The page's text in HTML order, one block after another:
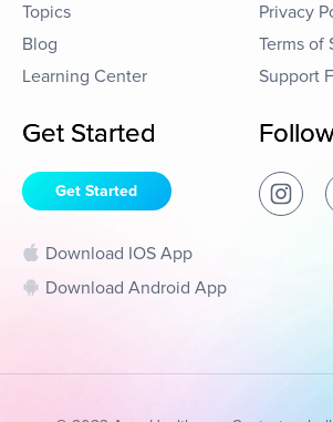
Topics
Blog
Learning Center
Privacy
Terms of
Support
Get Started
Get Started
Download IOS App
Download Android App